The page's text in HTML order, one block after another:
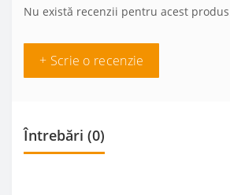
Nu există recenzii pentru acest
+ Scrie o recenzie
Întrebări (0)